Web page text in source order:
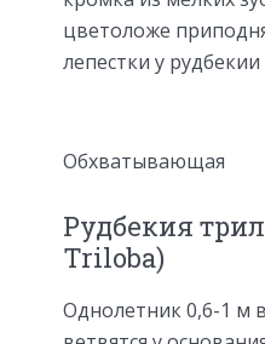
цветоложе
лепестки у
Обхватывающая
Рудбекия
Triloba)
Однолетник 0,6-1 м